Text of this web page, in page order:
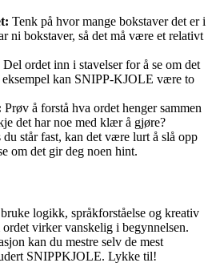
Tenk på hvor mange bokstaver det er i
ni bokstaver, så det må være et relativt
Del ordet inn i stavelser for å se om det
eksempel kan SNIPP-KJOLE være to
Prøv å forstå hva ordet henger sammen
det har noe med klær å gjøre?
står fast, kan det være lurt å slå opp
om det gir deg noen hint.
logikk, språkforståelse og kreativ
virker vanskelig i begynnelsen.
kan du mestre selv de mest
SNIPPKJOLE. Lykke til!